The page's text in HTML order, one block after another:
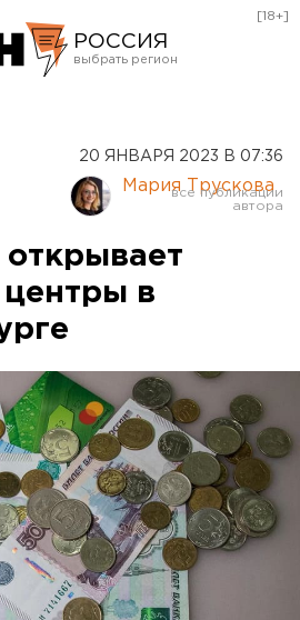
РОССИЯ
Курган
Оренбург
[18+]
20 ЯНВАРЯ 2023 В 07:36
Мария Трускова
в